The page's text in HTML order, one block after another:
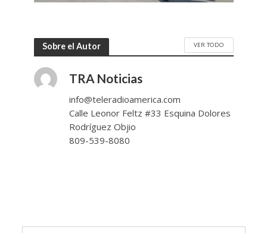
Sobre el Autor VER TODO
TRA Noticias
info@teleradioamerica.com
Calle Leonor Feltz #33 Esquina Dolores
Rodríguez Objio
809-539-8080